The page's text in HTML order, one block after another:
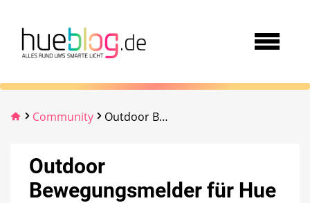
Community Outdoor Bewegungsmelder für Hue
Outdoor
Bewegungsmelder für Hue